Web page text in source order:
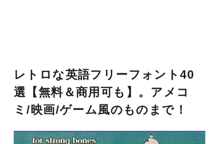
レトロな英語フリーフォント40
選【無料＆商用可も】。アメコ
ミ/映画/ゲーム風のものまで！